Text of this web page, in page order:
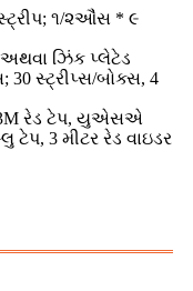
૧/૨ઔંસ * ૯
અથવા ઝિંક પ્લેટેડ
30 સ્ટ્રીપ્સ/બોક્સ, 4
3M રેડ ટેપ, યુએસએ
ટેપ, 3 મીટર રેડ વાઇડર